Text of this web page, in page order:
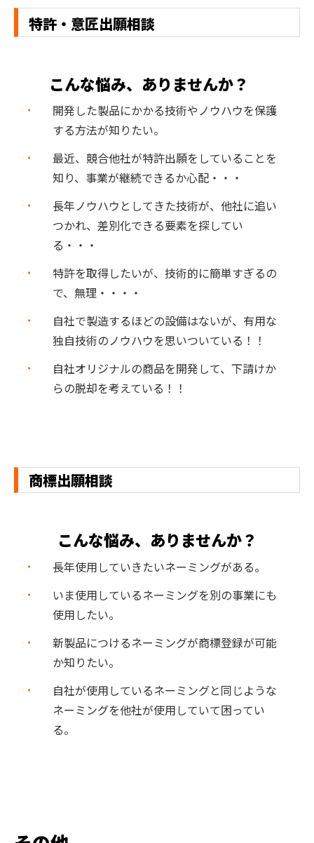
特許・意匠出願相談
こんな悩み、ありませんか？
開発した製品にかかる技術やノウハウを保護
する方法が知りたい。
最近、競合他社が特許出願をしていることを
知り、事業が継続できるか心配・・・
長年ノウハウとしてきた技術が、他社に追い
つかれ、差別化できる要素を探してい
る・・・
特許を取得したいが、技術的に簡単すぎるの
で、無理・・・・
自社で製造するほどの設備はないが、有用な
独自技術のノウハウを思いついている！！
自社オリジナルの商品を開発して、下請けか
らの脱却を考えている！！
商標出願相談
こんな悩み、ありませんか？
長年使用していきたいネーミングがある。
いま使用しているネーミングを別の事業にも
使用したい。
新製品につけるネーミングが商標登録が可能
か知りたい。
自社が使用しているネーミングと同じような
ネーミングを他社が使用していて困ってい
る。